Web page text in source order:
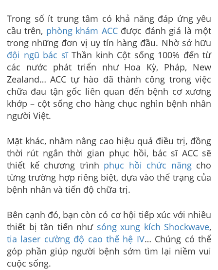
Trong số ít trung tâm có khả năng đáp ứng yêu
cầu trên, phòng khám ACCđược đánh giá là một
trong những đơn vị uy tín hàng đầu. Nhờ sở hữu
đội ngũ bác sĩThần kinh Cột sống 100% đến từ
các nước phát triển như Hoa Kỳ, Pháp, New
Zealand… ACC tự hào đã thành công trong việc
chữa đau tận gốc liên quan đến bệnh cơ xương
khớp – cột sống cho hàng chục nghìn bệnh nhân
người Việt.
Mặt khác, nhằm nâng cao hiệu quả điều trị, đồng
thời rút ngắn thời gian phục hồi, bác sĩ ACC sẽ
thiết kế chương trình phục hồi chức năngcho
từng trường hợp riêng biệt, dựa vào thể trạng của
bệnh nhân và tiến độ chữa trị.
Bên cạnh đó, bạn còn có cơ hội tiếp xúc với nhiều
thiết bị tân tiến như sóng xung kích Shockwave,
tia laser cường độ cao thế hệ IV… Chúng có thể
góp phần giúp người bệnh sớm tìm lại niềm vui
cuộc sống.